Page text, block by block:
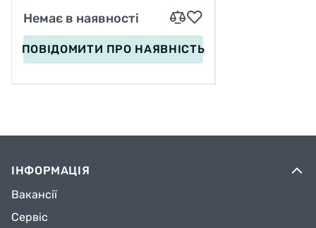
Немає в наявності
ПОВІДОМИТИ ПРО НАЯВНІСТЬ
ІНФОРМАЦІЯ
Вакансії
Сервіс